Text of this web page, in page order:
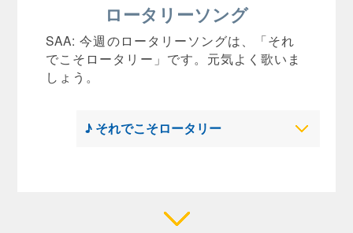
ロータリーソング
SAA: 今週のロータリーソングは、「それ
でこそロータリー」です。元気よく歌いま
しょう。
♪ それでこそロータリー